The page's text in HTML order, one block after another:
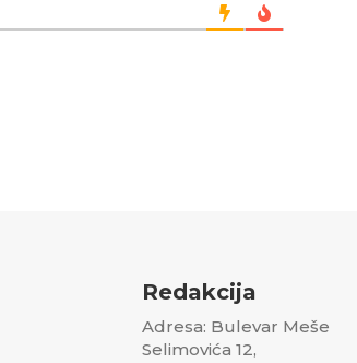
Redakcija
Adresa: Bulevar Meše
Selimovića 12,